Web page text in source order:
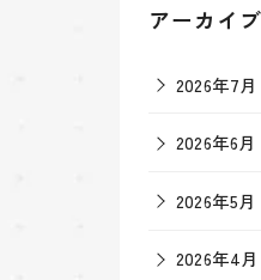
アーカイブ
2026年7月
2026年6月
2026年5月
2026年4月